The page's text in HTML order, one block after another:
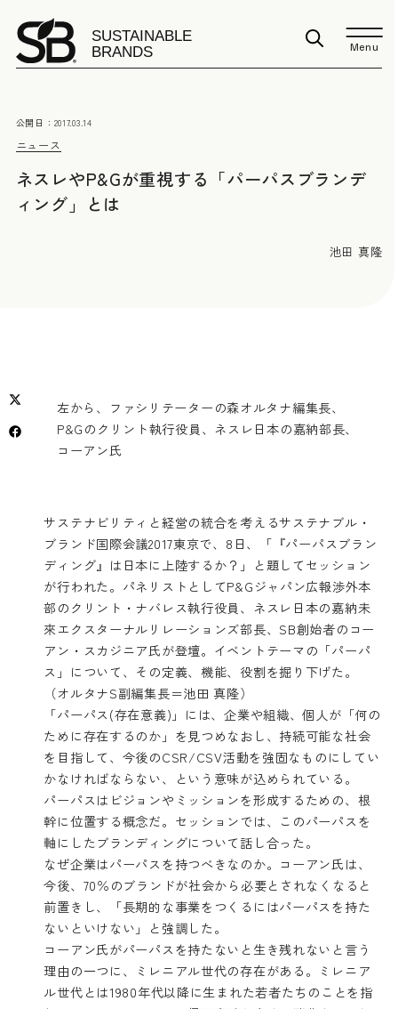
Menu
ニュース
公開日： 2017.03.14
ネスレやP&Gが重視する「パーパスブランデ
ィング」とは
池田 真隆
左から、ファシリテーターの森オルタナ編集長、
P&Gのクリント執行役員、ネスレ日本の嘉納部長、
コーアン氏
サステナビリティと経営の統合を考えるサステナブル・
ブランド国際会議2017東京で、8日、「『パーパスブラン
ディング』は日本に上陸するか？」と題してセッション
が行われた。パネリストとしてP&Gジャパン広報渉外本
部のクリント・ナバレス執行役員、ネスレ日本の嘉納未
來エクスターナルリレーションズ部長、SB創始者のコー
アン・スカジニア氏が登壇。イベントテーマの「パーパ
ス」について、その定義、機能、役割を掘り下げた。
（オルタナS副編集長＝池田 真隆）
「パーパス(存在意義)」には、企業や組織、個人が「何の
ために存在するのか」を見つめなおし、持続可能な社会
を目指して、今後のCSR/CSV活動を強固なものにしてい
かなければならない、という意味が込められている。
パーパスはビジョンやミッションを形成するための、根
幹に位置する概念だ。セッションでは、このパーパスを
軸にしたブランディングについて話し合った。
なぜ企業はパーパスを持つべきなのか。コーアン氏は、
今後、70％のブランドが社会から必要とされなくなると
前置きし、「長期的な事業をつくるにはパーパスを持た
ないといけない」と強調した。
コーアン氏がパーパスを持たないと生き残れないと言う
理由の一つに、ミレニアル世代の存在がある。ミレニア
ル世代とは1980年代以降に生まれた若者たちのことを指